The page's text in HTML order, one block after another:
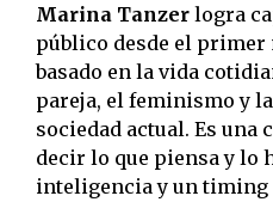
Marina Tanzer logra
público desde el primer
basado en la vida
pareja, el feminismo y
sociedad actual. Es una
decir lo que piensa y lo
inteligencia y un timing